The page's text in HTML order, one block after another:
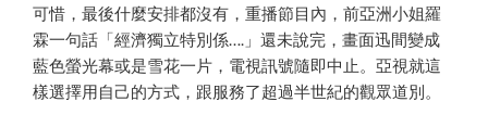
可惜，最後什麼安排都沒有，重播節目內，前亞洲小姐羅
霖一句話「經濟獨立特別係….」還未說完，畫面迅間變成
藍色螢光幕或是雪花一片，電視訊號隨即中止。亞視就這
樣選擇用自己的方式，跟服務了超過半世紀的觀眾道別。